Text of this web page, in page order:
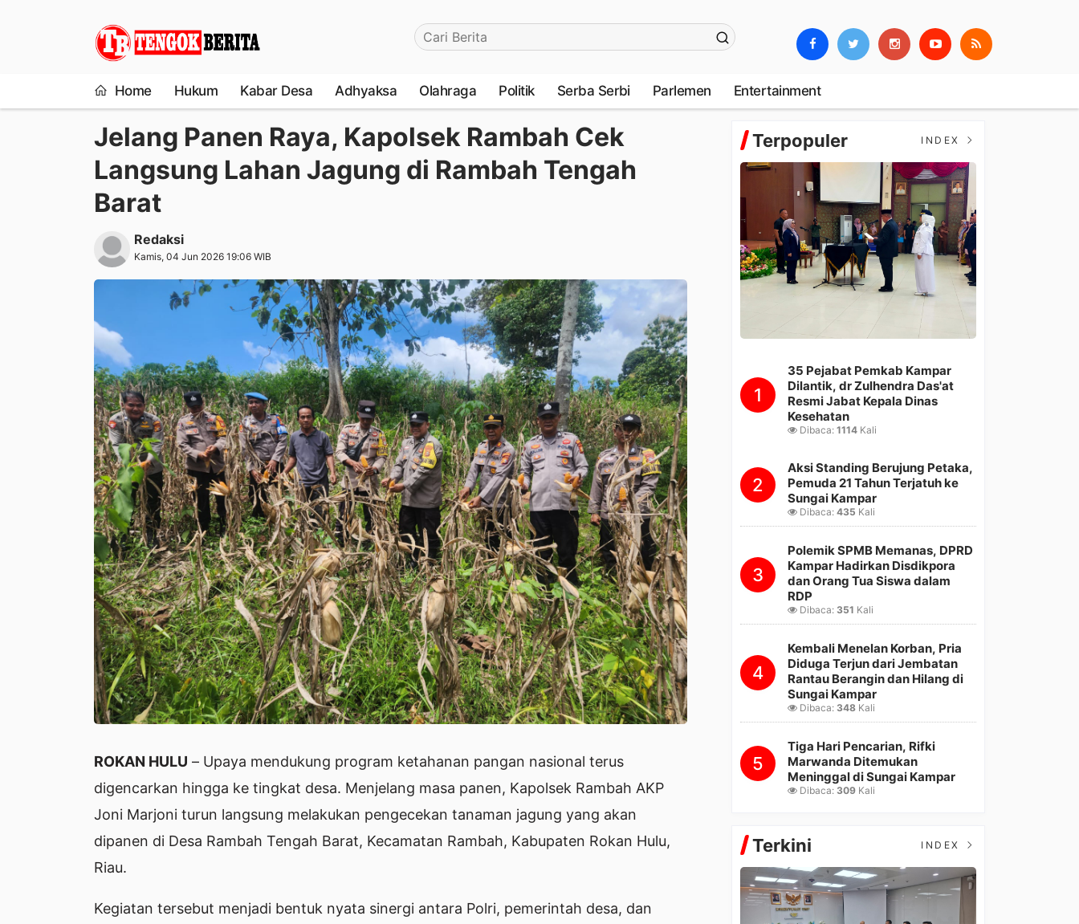
Home Hukum Kabar Desa Adhyaksa Olahraga Politik Serba Serbi Parlemen Entertainment
Jelang Panen Raya, Kapolsek Rambah Cek
Langsung Lahan Jagung di Rambah Tengah
Barat
Redaksi
Kamis, 04 Jun 2026 19:06 WIB
ROKAN HULU – Upaya mendukung program ketahanan pangan nasional terus
digencarkan hingga ke tingkat desa. Menjelang masa panen, Kapolsek Rambah AKP
Joni Marjoni turun langsung melakukan pengecekan tanaman jagung yang akan
dipanen di Desa Rambah Tengah Barat, Kecamatan Rambah, Kabupaten Rokan Hulu,
Riau.
Kegiatan tersebut menjadi bentuk nyata sinergi antara Polri, pemerintah desa, dan
Terpopuler INDEX
1
35 Pejabat Pemkab Kampar
Dilantik, dr Zulhendra Das'at
Resmi Jabat Kepala Dinas
Kesehatan
Dibaca:1114 Kali
2
Aksi Standing Berujung Petaka,
Pemuda 21 Tahun Terjatuh ke
Sungai Kampar
Dibaca:435 Kali
3
Polemik SPMB Memanas, DPRD
Kampar Hadirkan Disdikpora
dan Orang Tua Siswa dalam
RDP
Dibaca: 351 Kali
4
Kembali Menelan Korban, Pria
Diduga Terjun dari Jembatan
Rantau Berangin dan Hilang di
Sungai Kampar
Dibaca: 348 Kali
5
Tiga Hari Pencarian, Rifki
Marwanda Ditemukan
Meninggal di Sungai Kampar
Dibaca: 309 Kali
Terkini INDEX